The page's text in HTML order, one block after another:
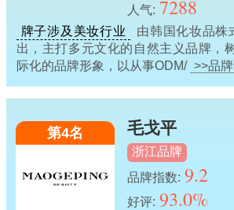
人气: 7288
牌子涉及美妆行业
由韩国化妆品株
出，主打多元文化的自然主义品牌，
际化的品牌形象，以从事ODM/ >>品
第4名 毛戈平
浙江品牌
品牌指数: 9.2
好评: 93.0%